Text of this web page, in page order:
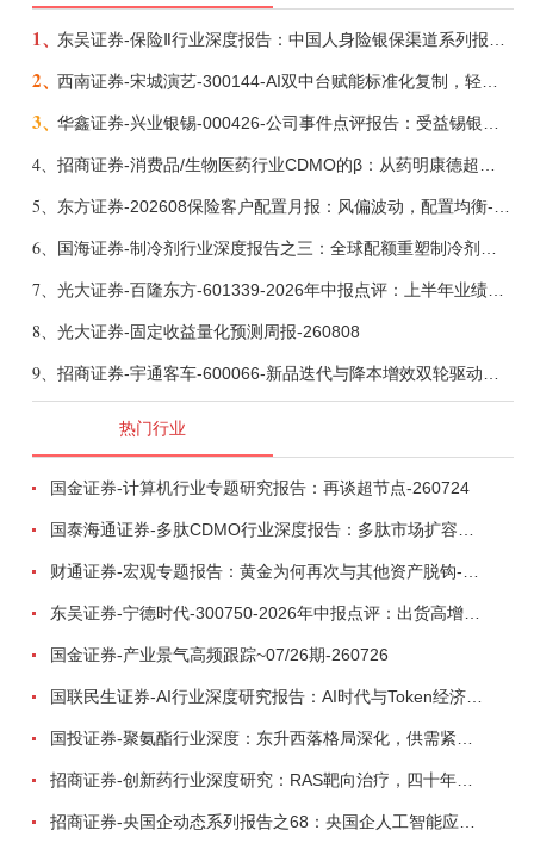
1、
2、
3、
4、
5、
6、
7、 光大证券-百隆东方-601339-2026年中报点评：上半年业绩表现高增，国内外产能均有亮眼表现-260807
8、 光大证券-固定收益量化预测周报-260808
9、
热门行业
国金证券-计算机行业专题研究报告：再谈超节点-260724
东吴证券-宁德时代-300750-2026年中报点评：出货高增业绩稳健，回购彰显龙头信心-260726
国金证券-产业景气高频跟踪~07/26期-260726
国联民生证券-AI行业深度研究报告：AI时代与Token经济，从技术符号到数字石油-260801
招商证券-创新药行业深度研究：RAS靶向治疗，四十年不可成药的终结，与终结之后的治疗格局演化-260805